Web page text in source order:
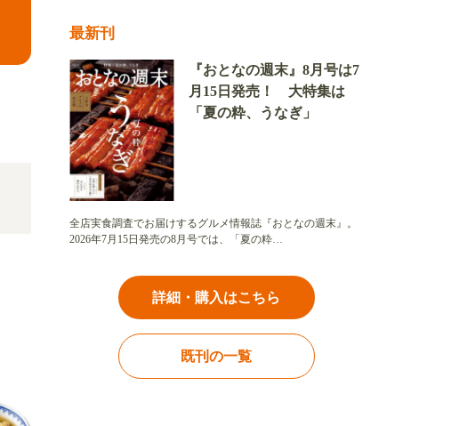
最新刊
『おとなの週末』8月号は7
月15日発売！ 大特集は
「夏の粋、うなぎ」
全店実食調査でお届けするグルメ情報誌『おとなの週末』。
2026年7月15日発売の8月号では、「夏の粋…
詳細・購入はこちら
既刊の一覧